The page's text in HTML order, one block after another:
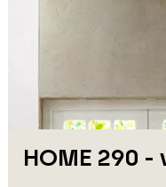
HOME 290 -